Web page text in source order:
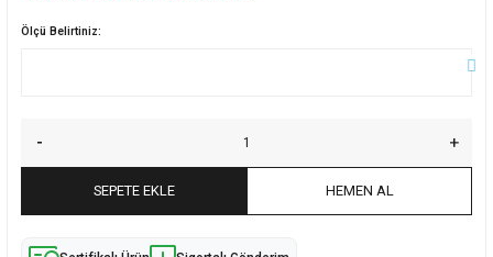
Ölçü Belirtiniz:
SEPETE EKLE HEMEN AL